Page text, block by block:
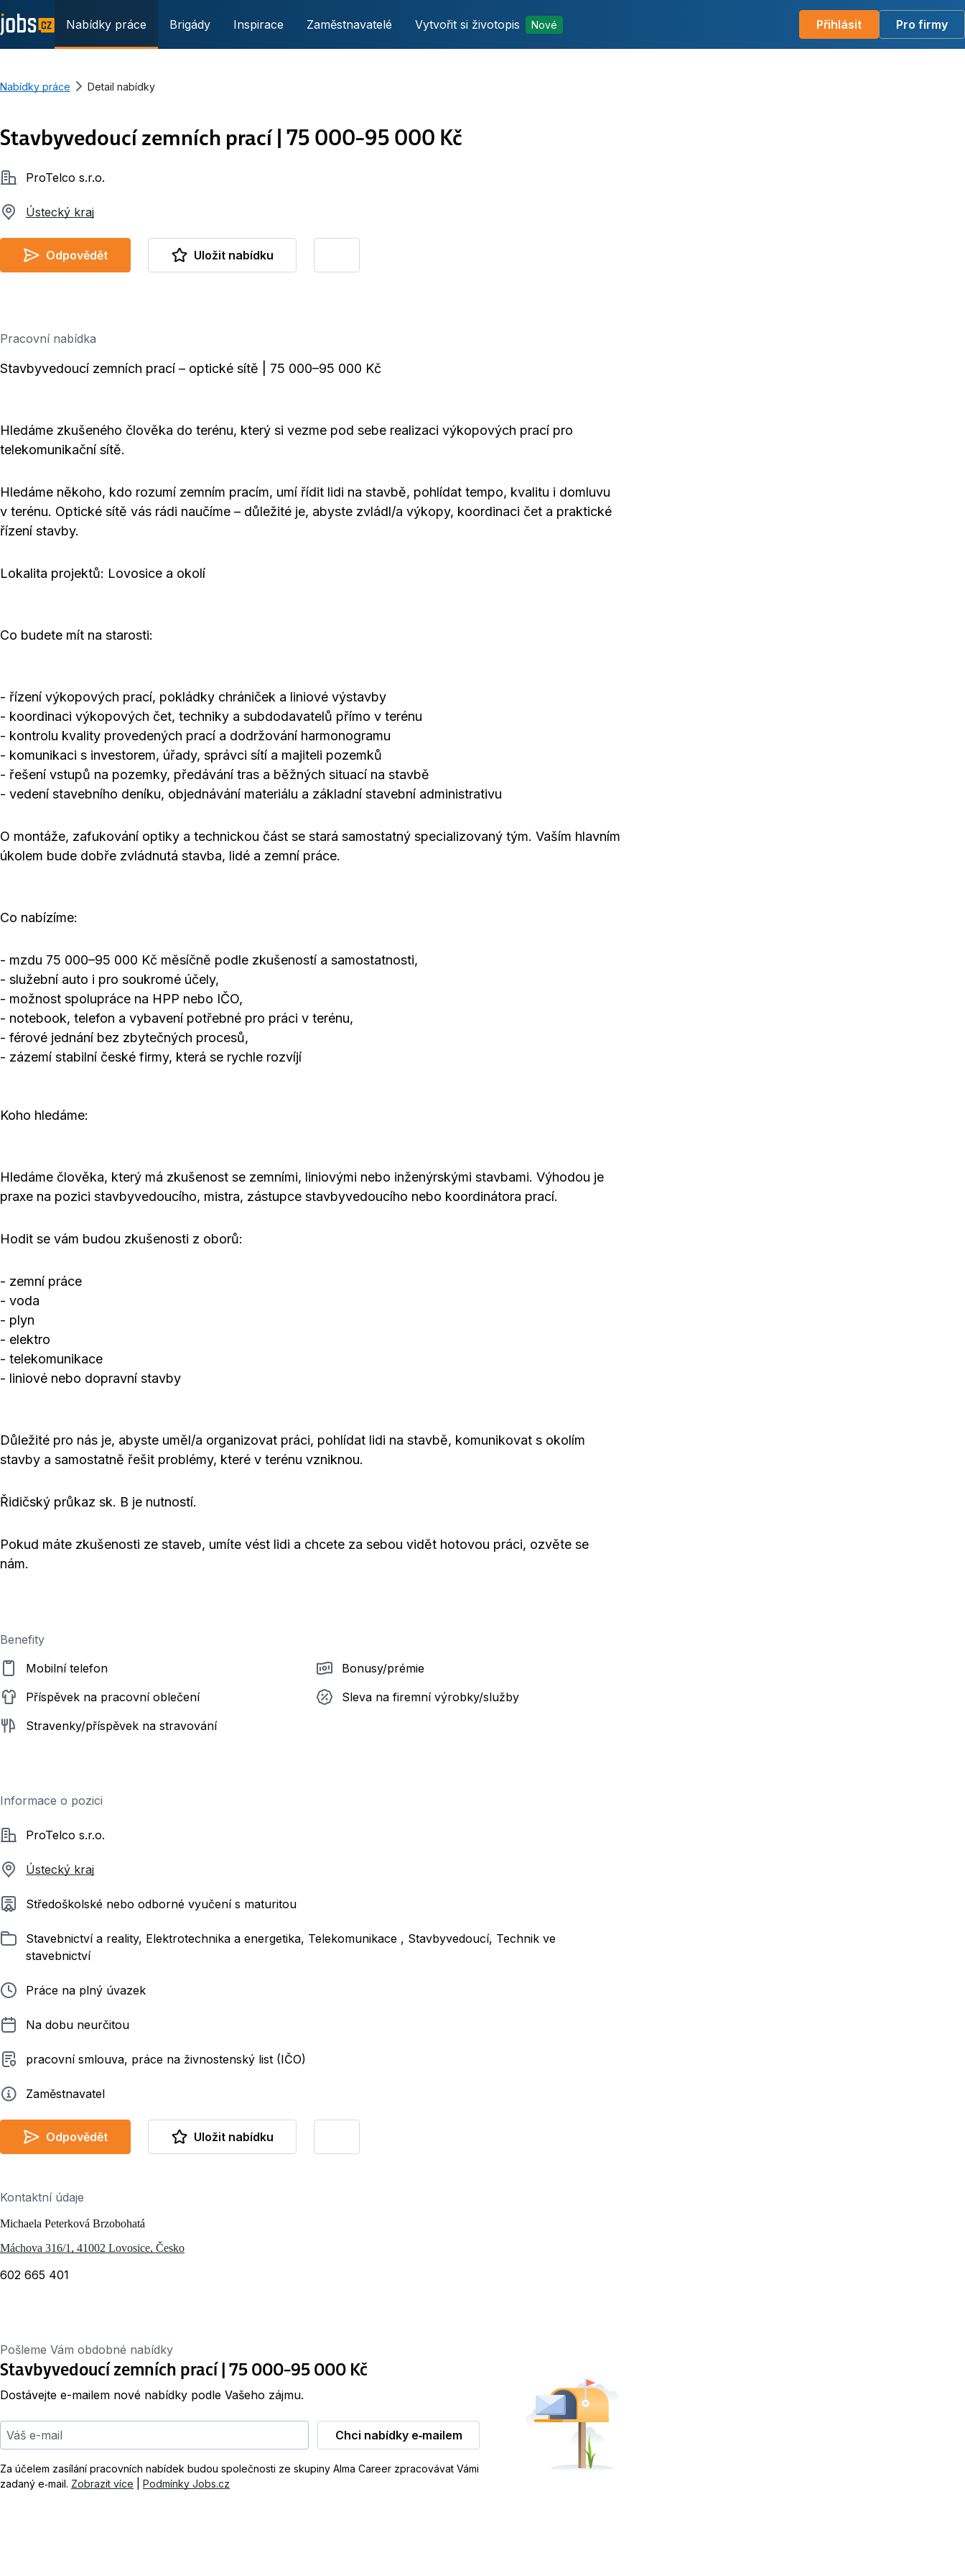
Nabídky práce Brigády Inspirace Zaměstnavatelé Vytvořit si životopis Nové Přihlásit Pro firmy
Nabídky práce Detail nabídky
Stavbyvedoucí zemních prací | 75 000–95 000 Kč
SpolečnostProTelco s.r.o.
Ústecký kraj
Odpovědět Uložit nabídku
Pracovní nabídka
Stavbyvedoucí zemních prací – optické sítě | 75 000–95 000 Kč
Hledáme zkušeného člověka do terénu, který si vezme pod sebe realizaci výkopových prací pro
telekomunikační sítě.
Hledáme někoho, kdo rozumí zemním pracím, umí řídit lidi na stavbě, pohlídat tempo, kvalitu i domluvu
v terénu. Optické sítě vás rádi naučíme – důležité je, abyste zvládl/a výkopy, koordinaci čet a praktické
řízení stavby.
Lokalita projektů: Lovosice a okolí
Co budete mít na starosti:
- řízení výkopových prací, pokládky chrániček a liniové výstavby
- koordinaci výkopových čet, techniky a subdodavatelů přímo v terénu
- kontrolu kvality provedených prací a dodržování harmonogramu
- komunikaci s investorem, úřady, správci sítí a majiteli pozemků
- řešení vstupů na pozemky, předávání tras a běžných situací na stavbě
- vedení stavebního deníku, objednávání materiálu a základní stavební administrativu
O montáže, zafukování optiky a technickou část se stará samostatný specializovaný tým. Vaším hlavním
úkolem bude dobře zvládnutá stavba, lidé a zemní práce.
Co nabízíme:
- mzdu 75 000–95 000 Kč měsíčně podle zkušeností a samostatnosti,
- služební auto i pro soukromé účely,
- možnost spolupráce na HPP nebo IČO,
- notebook, telefon a vybavení potřebné pro práci v terénu,
- férové jednání bez zbytečných procesů,
- zázemí stabilní české firmy, která se rychle rozvíjí
Koho hledáme:
Hledáme člověka, který má zkušenost se zemními, liniovými nebo inženýrskými stavbami. Výhodou je
praxe na pozici stavbyvedoucího, mistra, zástupce stavbyvedoucího nebo koordinátora prací.
Hodit se vám budou zkušenosti z oborů:
- zemní práce
- voda
- plyn
- elektro
- telekomunikace
- liniové nebo dopravní stavby
Důležité pro nás je, abyste uměl/a organizovat práci, pohlídat lidi na stavbě, komunikovat s okolím
stavby a samostatně řešit problémy, které v terénu vzniknou.
Řidičský průkaz sk. B je nutností.
Pokud máte zkušenosti ze staveb, umíte vést lidi a chcete za sebou vidět hotovou práci, ozvěte se
nám.
Benefity
Mobilní telefon
Příspěvek na pracovní oblečení
Stravenky/příspěvek na stravování
Bonusy/prémie
Sleva na firemní výrobky/služby
Informace o pozici
SpolečnostProTelco s.r.o.
Ústecký kraj
Požadované vzdělání
Středoškolské nebo odborné vyučení s maturitou
ZařazenoStavebnictví a reality, Elektrotechnika a energetika, Telekomunikace , Stavbyvedoucí, Technik ve
stavebnictví
Typ pracovního poměru
Práce na plný úvazek
Délka pracovního poměru
Na dobu neurčitou
Typ smluvního vztahu
pracovní smlouva, práce na živnostenský list (IČO)
ZadavatelZaměstnavatel
Odpovědět Uložit nabídku
Kontaktní údaje
Michaela Peterková Brzobohatá
Máchova 316/1, 41002 Lovosice, Česko
602 665 401
Pošleme Vám obdobné nabídky
Stavbyvedoucí zemních prací | 75 000–95 000 Kč
Dostávejte e-mailem nové nabídky podle Vašeho zájmu.
Váš e-mail
Chci nabídky e‑mailem
Za účelem zasílání pracovních nabídek budou společnosti ze skupiny Alma Career zpracovávat Vámi
zadaný e‑mail. Zobrazit více Podmínky Jobs.cz